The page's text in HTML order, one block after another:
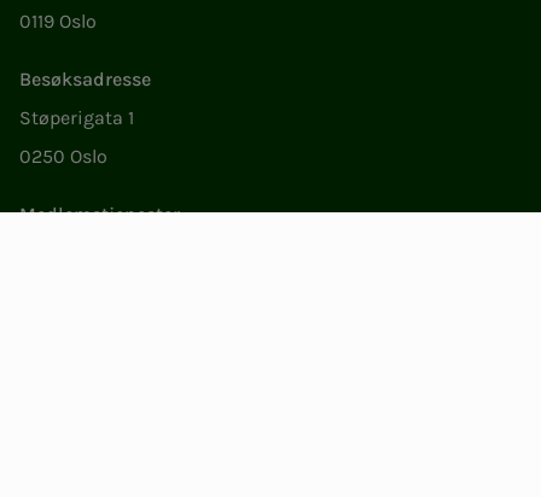
0119 Oslo
Besøksadresse
Støperigata 1
0250 Oslo
Medlemstjenester